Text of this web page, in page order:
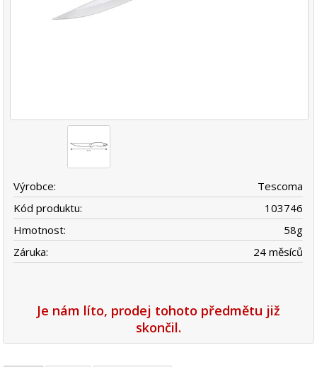
Výrobce:
Tescoma
Kód produktu:
103746
Hmotnost:
58g
Záruka:
24 měsíců
Je nám líto, prodej tohoto předmětu již
skončil.